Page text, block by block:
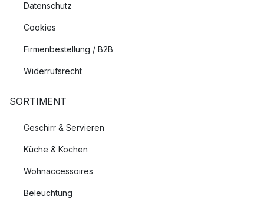
Datenschutz
Cookies
Firmenbestellung / B2B
Widerrufsrecht
SORTIMENT
Geschirr & Servieren
Küche & Kochen
Wohnaccessoires
Beleuchtung